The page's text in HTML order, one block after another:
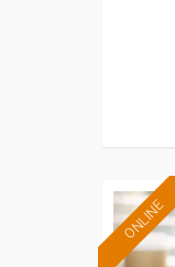
ONLINE